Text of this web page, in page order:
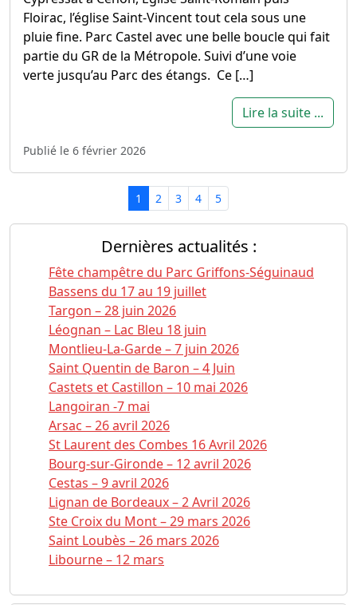
Floirac, l’église Saint-Vincent tout cela sous une
pluie fine. Parc Castel avec une belle boucle qui fait
partie du GR de la Métropole. Suivi d’une voie
verte jusqu’au Parc des étangs. Ce […]
Lire la suite ...
Publié le 6 février 2026
Current Page
1 Page
2 Page
3 Page
4 Page
5
Dernières actualités :
Fête champêtre du Parc Griffons-Séguinaud
Bassens du 17 au 19 juillet
Targon – 28 juin 2026
Léognan – Lac Bleu 18 juin
Montlieu-La-Garde – 7 juin 2026
Saint Quentin de Baron – 4 Juin
Castets et Castillon – 10 mai 2026
Langoiran -7 mai
Arsac – 26 avril 2026
St Laurent des Combes 16 Avril 2026
Bourg-sur-Gironde – 12 avril 2026
Cestas – 9 avril 2026
Lignan de Bordeaux – 2 Avril 2026
Ste Croix du Mont – 29 mars 2026
Saint Loubès – 26 mars 2026
Libourne – 12 mars